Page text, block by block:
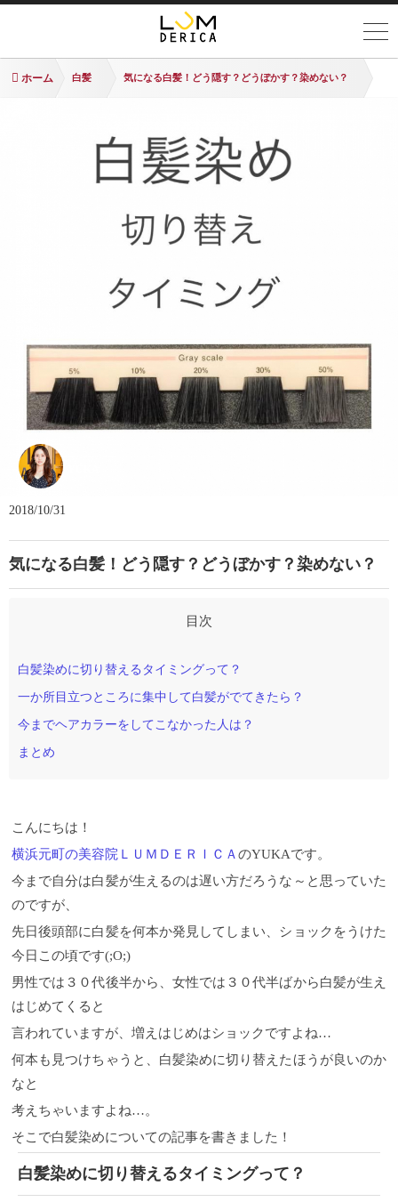
ホーム 白髪 気になる白髪！どう隠す？どうぼかす？染めない？
2018/10/31
気になる白髪！どう隠す？どうぼかす？染めない？
白髪染めに切り替えるタイミングって？
一か所目立つところに集中して白髪がでてきたら？
今までヘアカラーをしてこなかった人は？
まとめ
こんにちは！
横浜元町の美容院ＬＵＭＤＥＲＩＣＡ のYUKAです。
今まで自分は白髪が生えるのは遅い方だろうな～と思っていた
のですが、
先日後頭部に白髪を何本か発見してしまい、ショックをうけた
今日この頃です(;O;)
男性では３０代後半から、女性では３０代半ばから白髪が生え
はじめてくると
言われていますが、増えはじめはショックですよね…
何本も見つけちゃうと、白髪染めに切り替えたほうが良いのか
なと
考えちゃいますよね…。
そこで白髪染めについての記事を書きました！
白髪染めに切り替えるタイミングって？